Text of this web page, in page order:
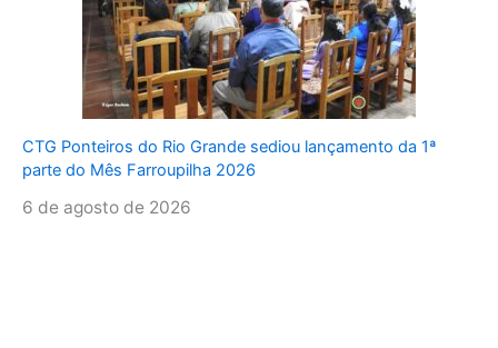
CTG Ponteiros do Rio Grande sediou lançamento da 1ª
parte do Mês Farroupilha 2026
6 de agosto de 2026